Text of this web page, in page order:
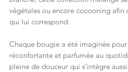
végétales ou encore cocooning afin
qui lui correspond.
Chaque bougie a été imaginée
réconfortante et parfumée au
pleine de douceur qui s’intègre